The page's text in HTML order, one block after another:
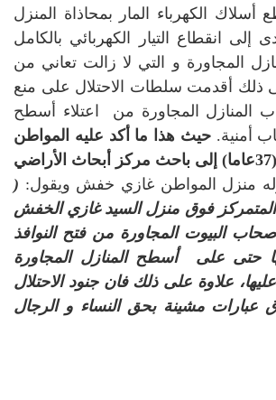
أسلاك الكهرباء المار بمحاذاة المنزل
إلى انقطاع التيار الكهربائي بالكامل
المجاورة و التي لا زالت تعاني من
ذلك أقدمت سلطات الاحتلال على منع
المنازل المجاورة من اعتلاء أسطح
أمنية.حيث هذا ما أكد عليه المواطن
منزل المواطن غازي خفش ويقول: (
فوق منزل السيد غازي الخفش
البيوت المجاورة من فتح النوافذ
حتى على أسطح المنازل المجاورة
علاوة على ذلك فان جنود الاحتلال
عبارات مشينة بحق النساء و الرجال